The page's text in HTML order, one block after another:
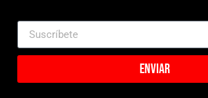
Enviar